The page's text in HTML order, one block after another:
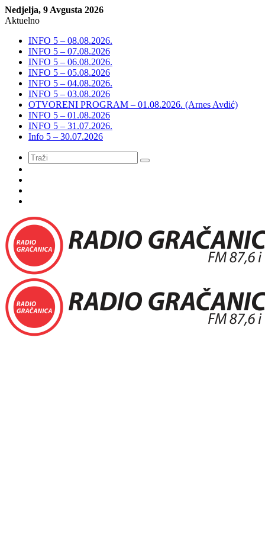
Nedjelja, 9 Avgusta 2026
Aktuelno
INFO 5 – 08.08.2026.
INFO 5 – 07.08.2026
INFO 5 – 06.08.2026.
INFO 5 – 05.08.2026
INFO 5 – 04.08.2026.
INFO 5 – 03.08.2026
OTVORENI PROGRAM – 01.08.2026. (Arnes Avdić)
INFO 5 – 01.08.2026
INFO 5 – 31.07.2026.
Info 5 – 30.07.2026
Meni